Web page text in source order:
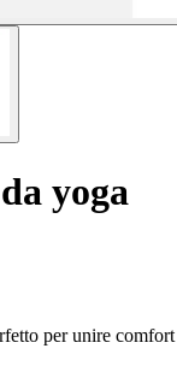
yoga
per unire comfort